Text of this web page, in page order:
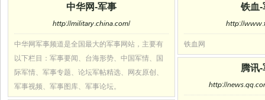
中华网-军事
http://military.china.com/
中华网军事频道是全国最大的军事网站，主要有
以下栏目：军事要闻、台海形势、中国军情、国
际军情、军事专题、论坛军帖精选、网友原创、
军事视频、军事图库、军事论坛。
铁血-
http://
铁血网
腾讯
http://